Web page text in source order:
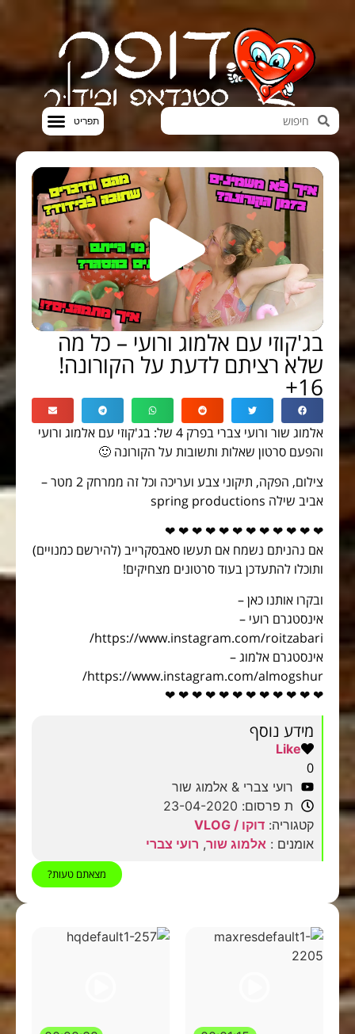
בג'קוזי עם אלמוג ורועי – כל מה
שלא רציתם לדעת על הקורונה!
16+
אלמוג שור ורועי צברי בפרק 4 של: בג'קוזי עם אלמוג ורועי
והפעם סרטון שאלות ותשובות על הקורונה 🙂
צילום, הפקה, תיקוני צבע ועריכה וכל זה ממרחק 2 מטר –
אביב שילה spring productions
❤ ❤ ❤ ❤ ❤ ❤ ❤ ❤ ❤ ❤ ❤ ❤
אם נהניתם נשמח אם תעשו סאבסקרייב (להירשם כמנויים)
ותוכלו להתעדכן בעוד סרטונים מצחיקים!
ובקרו אותנו כאן –
אינסטגרם רועי –
https://www.instagram.com/roitzabari/
אינסטגרם אלמוג –
https://www.instagram.com/almogshur/
❤ ❤ ❤ ❤ ❤ ❤ ❤ ❤ ❤ ❤ ❤ ❤
מידע נוסף
Like
0
רועי צברי & אלמוג שור
ת פרסום: 23-04-2020
קטגוריה: דוקו / VLOG
אומנים : אלמוג שור, רועי צברי
מצאתם טעות?